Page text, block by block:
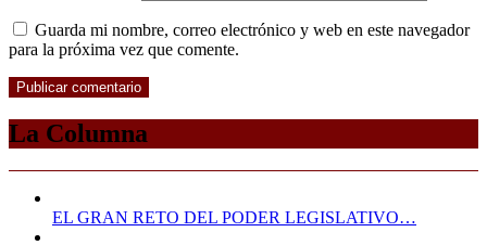
Guarda mi nombre, correo electrónico y web en este navegador
para la próxima vez que comente.
La Columna
EL GRAN RETO DEL PODER LEGISLATIVO…